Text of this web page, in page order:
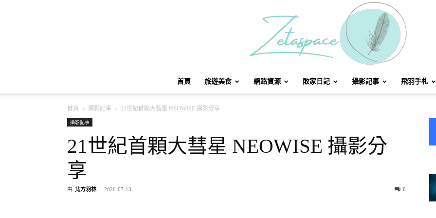
首頁 旅遊美食 網路資源 敗家日記 攝影記事 飛羽手札
首頁 攝影記事
21世紀首顆大彗星 NEOWISE 攝影分享
攝影記事
21世紀首顆大彗星 NEOWISE 攝影分
享
由 北方羽林 - 2020-07-13 0